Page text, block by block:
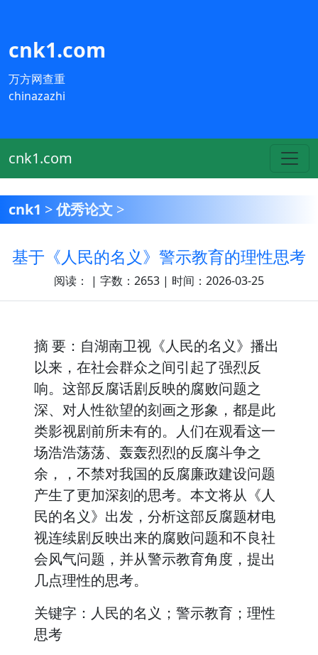
cnk1.com
万方网查重
chinazazhi
cnk1.com
cnk1 >优秀论文 >
基于《人民的名义》警示教育的理性思考
阅读： | 字数：2653 | 时间：2026-03-25
摘 要：自湖南卫视《人民的名义》播出
以来，在社会群众之间引起了强烈反
响。这部反腐话剧反映的腐败问题之
深、对人性欲望的刻画之形象，都是此
类影视剧前所未有的。人们在观看这一
场浩浩荡荡、轰轰烈烈的反腐斗争之
余，，不禁对我国的反腐廉政建设问题
产生了更加深刻的思考。本文将从《人
民的名义》出发，分析这部反腐题材电
视连续剧反映出来的腐败问题和不良社
会风气问题，并从警示教育角度，提出
几点理性的思考。
关键字：人民的名义；警示教育；理性
思考